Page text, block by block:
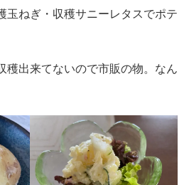
玉ねぎ・収穫サニーレタスでポテ
穫出来てないので市販の物。なん